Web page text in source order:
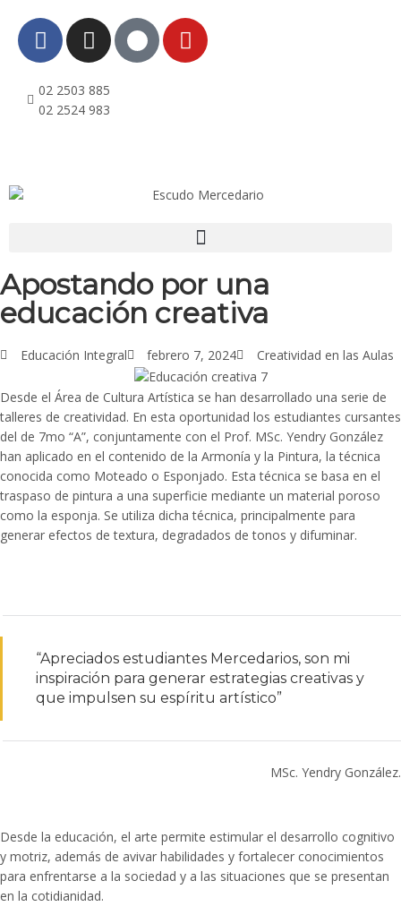
02 2503 885
02 2524 983
Apostando por una
educación creativa
Educación Integral febrero 7, 2024 Creatividad en las Aulas
Desde el Área de Cultura Artística se han desarrollado una serie de
talleres de creatividad. En esta oportunidad los estudiantes cursantes
del de 7mo “A”, conjuntamente con el Prof. MSc. Yendry González
han aplicado en el contenido de la Armonía y la Pintura, la técnica
conocida como Moteado o Esponjado. Esta técnica se basa en el
traspaso de pintura a una superficie mediante un material poroso
como la esponja. Se utiliza dicha técnica, principalmente para
generar efectos de textura, degradados de tonos y difuminar.
“Apreciados estudiantes Mercedarios, son mi
inspiración para generar estrategias creativas y
que impulsen su espíritu artístico”
MSc. Yendry González.
Desde la educación, el arte permite estimular el desarrollo cognitivo
y motriz, además de avivar habilidades y fortalecer conocimientos
para enfrentarse a la sociedad y a las situaciones que se presentan
en la cotidianidad.